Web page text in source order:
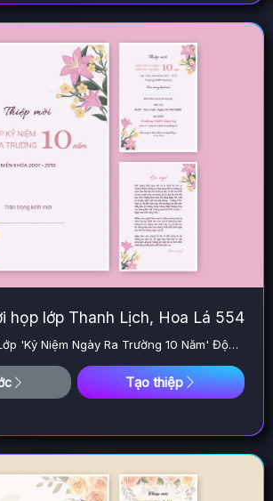
họp lớp Thanh Lịch, Hoa Lá 554
'Kỷ Niệm Ngày Ra Trường 10 Năm' Độc
Tạo thiệp